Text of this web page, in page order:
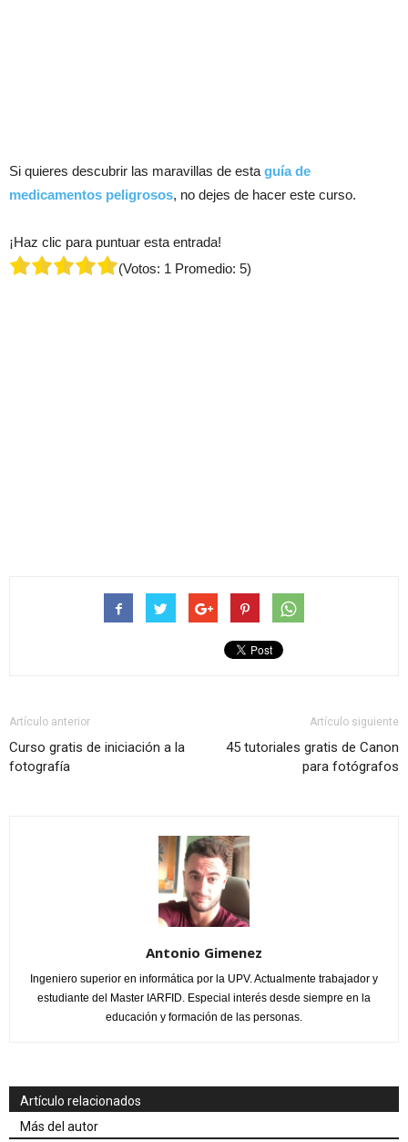
Si quieres descubrir las maravillas de esta guía de
medicamentos peligrosos, no dejes de hacer este curso.
¡Haz clic para puntuar esta entrada!
(Votos: 1 Promedio: 5)
Artículo anterior
Curso gratis de iniciación a la
fotografía
Artículo siguiente
45 tutoriales gratis de Canon
para fotógrafos
Antonio Gimenez
Ingeniero superior en informática por la UPV. Actualmente trabajador y
estudiante del Master IARFID. Especial interés desde siempre en la
educación y formación de las personas.
Artículo relacionados
Más del autor